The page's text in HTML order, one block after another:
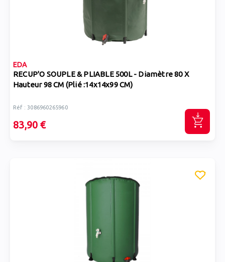
EDA
RECUP'O SOUPLE & PLIABLE 500L - Diamètre 80 X
Hauteur 98 CM (Plié :14x14x99 CM)
Réf : 3086960265960
83,90 €